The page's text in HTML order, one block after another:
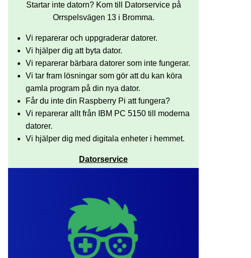
Startar inte datorn? Kom till Datorservice på
Orrspelsvägen 13 i Bromma.
Vi reparerar och uppgraderar datorer.
Vi hjälper dig att byta dator.
Vi reparerar bärbara datorer som inte fungerar.
Vi tar fram lösningar som gör att du kan köra
gamla program på din nya dator.
Får du inte din Raspberry Pi att fungera?
Vi reparerar allt från IBM PC 5150 till moderna
datorer.
Vi hjälper dig med digitala enheter i hemmet.
Datorservice